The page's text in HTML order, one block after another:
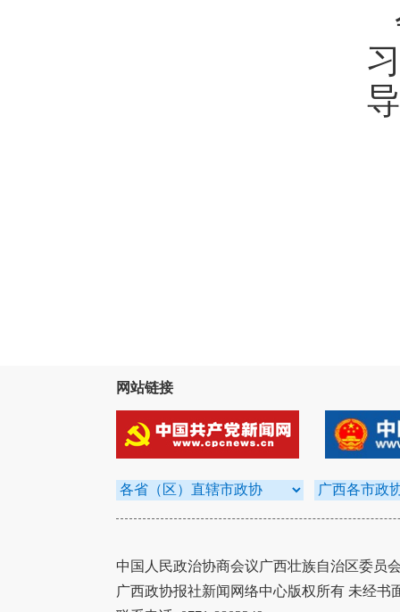
网站链接
中国人民政治协商会议广西壮族自治区委员
广西政协报社新闻网络中心版权所有 未经书